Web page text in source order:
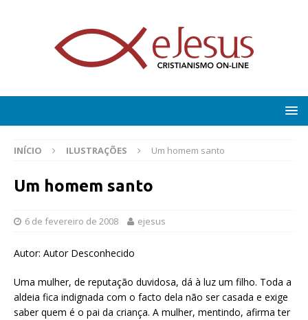
INÍCIO ILUSTRAÇÕES Um homem santo
Um homem santo
6 de fevereiro de 2008 ejesus
Autor: Autor Desconhecido
Uma mulher, de reputação duvidosa, dá à luz um filho. Toda a
aldeia fica indignada com o facto dela não ser casada e exige
saber quem é o pai da criança. A mulher, mentindo, afirma ter